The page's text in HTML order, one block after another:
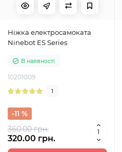
Ніжка електросамоката
Ninebot ES Series
В наявності
10201009
1
360.00 грн.
-11 %
320.00 грн.